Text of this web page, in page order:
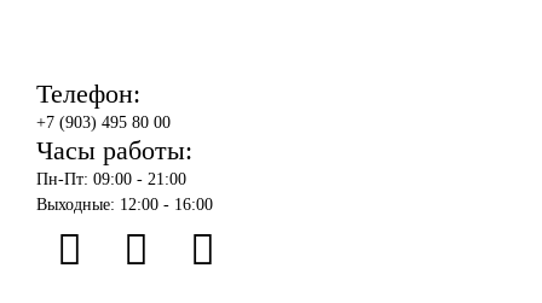
Телефон:
+7 (903) 495 80 00
Часы работы:
Пн-Пт: 09:00 - 21:00
Выходные: 12:00 - 16:00